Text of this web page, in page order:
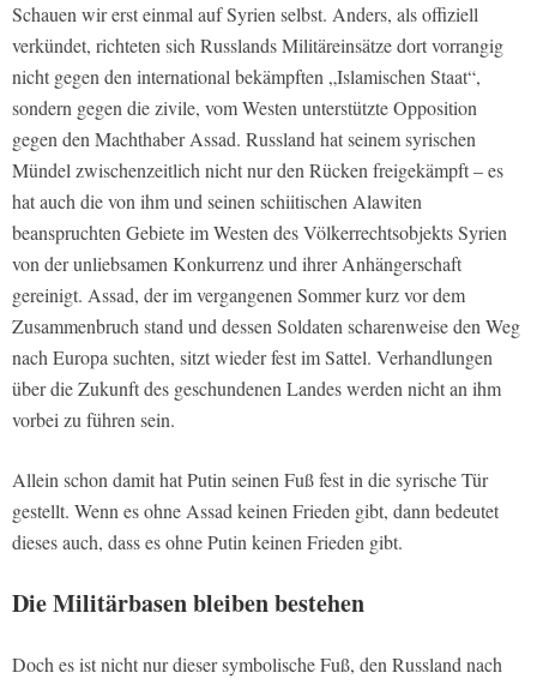
Schauen wir erst einmal auf Syrien selbst. Anders, als offiziell
verkündet, richteten sich Russlands Militäreinsätze dort vorrangig
nicht gegen den international bekämpften „Islamischen Staat“,
sondern gegen die zivile, vom Westen unterstützte Opposition
gegen den Machthaber Assad. Russland hat seinem syrischen
Mündel zwischenzeitlich nicht nur den Rücken freigekämpft – es
hat auch die von ihm und seinen schiitischen Alawiten
beanspruchten Gebiete im Westen des Völkerrechtsobjekts Syrien
von der unliebsamen Konkurrenz und ihrer Anhängerschaft
gereinigt. Assad, der im vergangenen Sommer kurz vor dem
Zusammenbruch stand und dessen Soldaten scharenweise den Weg
nach Europa suchten, sitzt wieder fest im Sattel. Verhandlungen
über die Zukunft des geschundenen Landes werden nicht an ihm
vorbei zu führen sein.
Allein schon damit hat Putin seinen Fuß fest in die syrische Tür
gestellt. Wenn es ohne Assad keinen Frieden gibt, dann bedeutet
dieses auch, dass es ohne Putin keinen Frieden gibt.
Die Militärbasen bleiben bestehen
Doch es ist nicht nur dieser symbolische Fuß, den Russland nach